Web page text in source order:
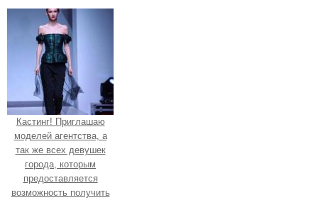
Кастинг! Приглашаю
моделей агентства, а
так же всех девушек
города, которым
предоставляется
возможность получить